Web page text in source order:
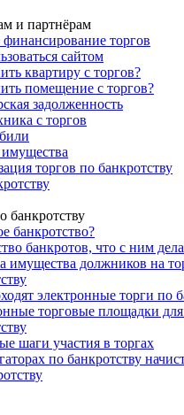
и партнёрам
торгов
сайтом
квартиру с торгов?
помещение с торгов?
задолженность
с торгов
торгов по банкротству
банкротству
банкротство?
банкротов, что с ним
имущества должников на
электронные торги по
торговые площадки
шаги участия в торгах
по банкротству